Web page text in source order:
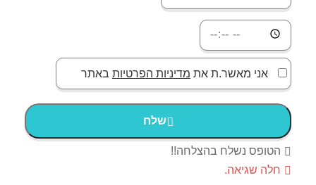
אני מאשר.ת את מדיניות הפרטיות באתר
שלח
הטופס נשלח בהצלחה!!
חלה שגיאה.